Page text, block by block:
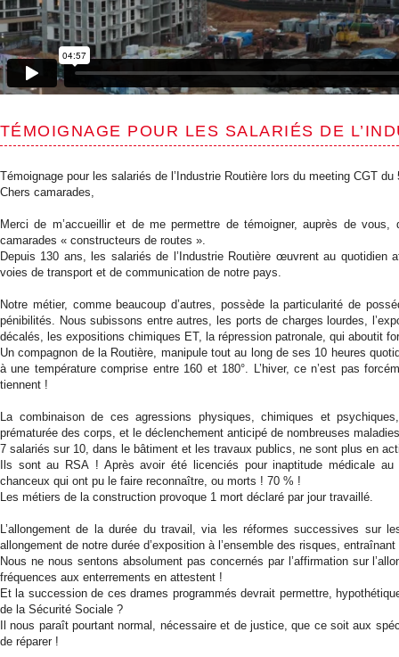
TÉMOIGNAGE POUR LES SALARIÉS DE
Témoignage pour les salariés de l’Industrie Routière lors du meeting CGT
Chers camarades,
Merci de m’accueillir et de me permettre de témoigner, auprès de
camarades « constructeurs de routes ».
Depuis 130 ans, les salariés de l’Industrie Routière œuvrent au quotidien
voies de transport et de communication de notre pays.
Notre métier, comme beaucoup d’autres, possède la particularité de
pénibilités. Nous subissons entre autres, les ports de charges lourdes,
décalés, les expositions chimiques ET, la répression patronale, qui aboutit
Un compagnon de la Routière, manipule tout au long de ses 10 heures
à une température comprise entre 160 et 180°. L’hiver, ce n’est pas
tiennent !
La combinaison de ces agressions physiques, chimiques et
prématurée des corps, et le déclenchement anticipé de nombreuses
7 salariés sur 10, dans le bâtiment et les travaux publics, ne sont plus en
Ils sont au RSA ! Après avoir été licenciés pour inaptitude médicale
chanceux qui ont pu le faire reconnaître, ou morts ! 70 % !
Les métiers de la construction provoque 1 mort déclaré par jour travaillé.
L’allongement de la durée du travail, via les réformes successives sur
allongement de notre durée d’exposition à l’ensemble des risques,
Nous ne nous sentons absolument pas concernés par l’affirmation sur
fréquences aux enterrements en attestent !
Et la succession de ces drames programmés devrait permettre,
de la Sécurité Sociale ?
Il nous paraît pourtant normal, nécessaire et de justice, que ce soit aux
de réparer !